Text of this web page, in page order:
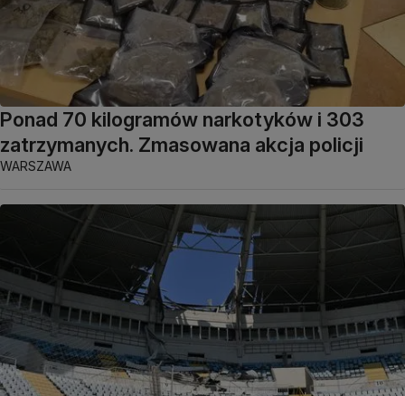
Ponad 70 kilogramów narkotyków i 303
zatrzymanych. Zmasowana akcja policji
WARSZAWA